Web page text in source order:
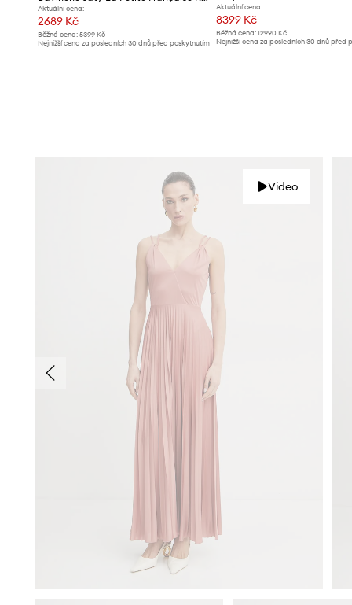
Aktuální cena:
2689 Kč
Běžná cena: 5399 Kč
Nejnižší cena za posledních 30 dnů před poskytnutím
Aktuální cena:
8399 Kč
Běžná cena:12990 Kč
Nejnižší cena za posledních 30 dnů před
Video